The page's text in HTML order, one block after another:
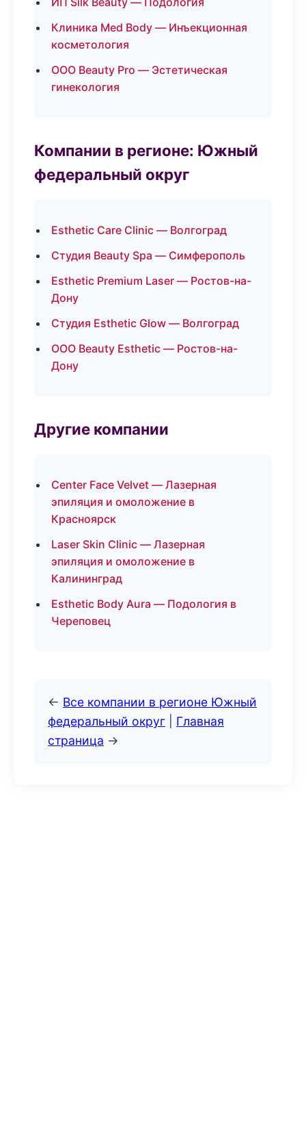
Клиника Med Body — Инъекционная
косметология
ООО Beauty Pro — Эстетическая
гинекология
Компании в регионе: Южный
федеральный округ
Esthetic Care Clinic — Волгоград
Студия Beauty Spa — Симферополь
Esthetic Premium Laser — Ростов-на-
Дону
Студия Esthetic Glow — Волгоград
ООО Beauty Esthetic — Ростов-на-
Дону
Другие компании
Center Face Velvet — Лазерная
эпиляция и омоложение в
Красноярск
Laser Skin Clinic — Лазерная
эпиляция и омоложение в
Калининград
Esthetic Body Aura — Подология в
Череповец
← Все компании в регионе Южный
федеральный округ
Главная
страница →